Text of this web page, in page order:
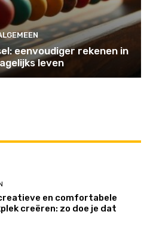
eenvoudiger rekenen in
leven
en comfortabele
creëren: zo doe je dat